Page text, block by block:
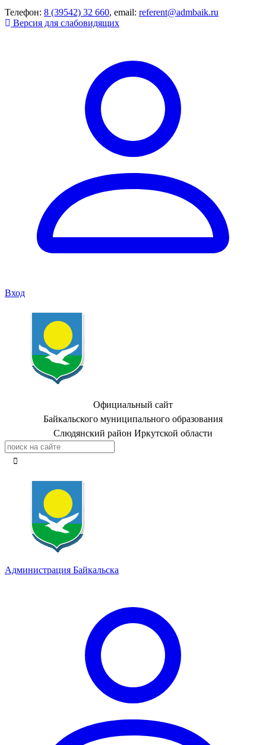
Телефон: 8 (39542) 32 660, email: referent@admbaik.ru
Версия для слабовидящих
Вход
Официальный сайт
Байкальского муниципального образования
Слюдянский район Иркутской области
Администрация Байкальска